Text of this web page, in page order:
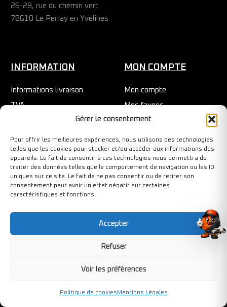
Gérer le consentement
Pour offrir les meilleures expériences, nous utilisons des technologies
telles que les cookies pour stocker et/ou accéder aux informations des
appareils. Le fait de consentir à ces technologies nous permettra de
traiter des données telles que le comportement de navigation ou les ID
uniques sur ce site. Le fait de ne pas consentir ou de retirer son
consentement peut avoir un effet négatif sur certaines
caractéristiques et fonctions.
Accepter
Refuser
Voir les préférences
Politique de cookies Mentions Légales
26-28, rue du chemin vert
78610 Le Perray en Yvelines
INFORMATION
Informations livraison
TVA
Conditions de vente
Mentions légales
Protection des données
Politique de confidentialité
MON COMPTE
Mon compte
Mes favoris
Mes commandes
Mon panier
LIENS UTILES
Le guide abrasif
Rhodius
BESOIN D'AIDE ?
+33 01 34 84 21